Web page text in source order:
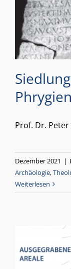
Phrygien
Prof. Dr.
Dezember 2021 |
Archäologie,
Weiterlesen